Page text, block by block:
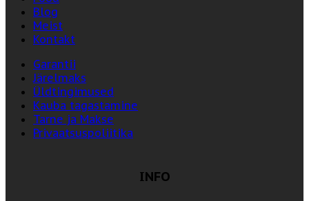
Blog
Meist
Kontakt
Garantii
Järelmaks
Üldtingimused
Kauba tagastamine
Tarne ja Makse
Privaatsuspoliitika
INFO